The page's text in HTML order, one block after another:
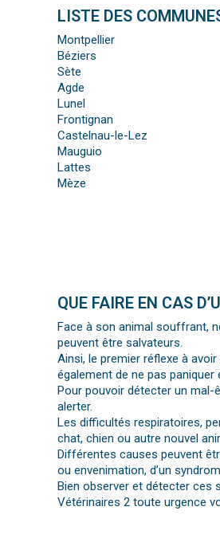
LISTE DES
Montpellier
Béziers
Sète
Agde
Lunel
Frontignan
Castelnau-le-Lez
Mauguio
Lattes
Mèze
QUE FAIRE EN CAS
Face à son animal souffrant,
peuvent être salvateurs.
Ainsi, le premier réflexe à
également de ne pas
Pour pouvoir détecter un
alerter.
Les difficultés respiratoires,
chat, chien ou autre nouvel
Différentes causes peuvent
ou envenimation, d’un
Bien observer et détecter ces
Vétérinaires 2 toute urgence